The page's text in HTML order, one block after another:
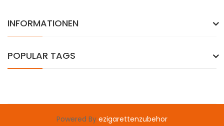
INFORMATIONEN
POPULAR TAGS
Powered By ezigarettenzubehor